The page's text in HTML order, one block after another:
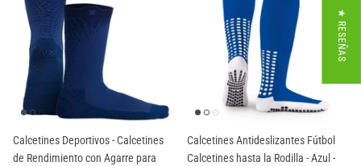
Calcetines Deportivos - Calcetines
de Rendimiento con Agarre para
Calcetines Antideslizantes Fútbol
Calcetines hasta la Rodilla - Azul -
★ RESEÑAS